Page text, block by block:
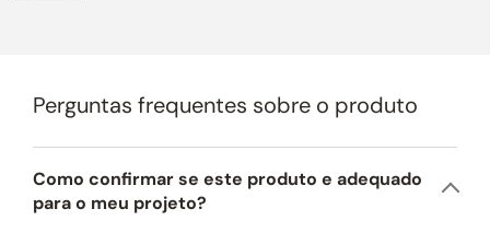
Acabamento e Design:desenvolvida com mais de 160 variações
para integração arquitetônica aos mais diversos projetos. Fabricada em
aço inox AISI 430 de alta resistência, une estética atemporal,
acabamento refinado e longa vida útil. Para regiões litorâneas,
recomendamos a opção em aço inox AISI 304 (preço sob consulta).
Perguntas frequentes sobre o produto
Como confirmar se este produto e adequado
para o meu projeto?